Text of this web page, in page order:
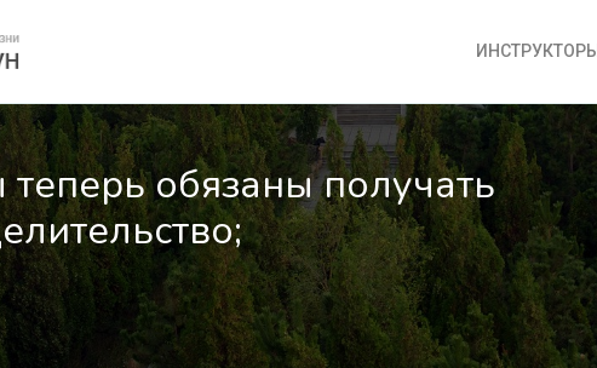
ИНСТРУКТОРЫ
обязаны получать